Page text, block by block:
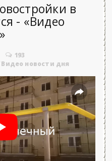
в
- «Видео
193
Видео новости дня